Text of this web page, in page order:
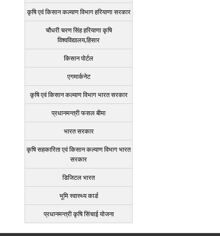
कृषि एवं किसान कल्याण विभाग हरियाणा सरकार
चौधरी चरण सिंह हरियाणा कृषि
विश्वविद्यालय,हिसार
किसान पोर्टल
एगमार्कनेट
कृषि एवं किसान कल्याण विभाग भारत सरकार
प्रधानमन्त्री फसल बीमा
भारत सरकार
कृषि सहकारिता एवं किसान कल्याण विभाग भारत
सरकार
डिजिटल भारत
भूमि स्वास्थ्य कार्ड
प्रधानमन्त्री कृषि सिंचाई योजना